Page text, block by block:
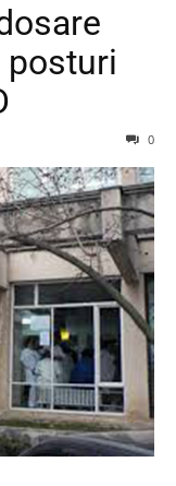
posturi
0